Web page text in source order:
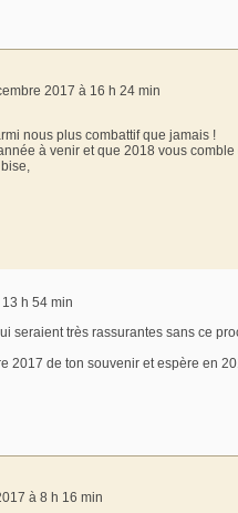
2017 à 16 h 24 min
nous plus combattif que jamais !
à venir et que 2018 vous
h 54 min
seraient très rassurantes sans ce
2017 de ton souvenir et espère en
à 8 h 16 min